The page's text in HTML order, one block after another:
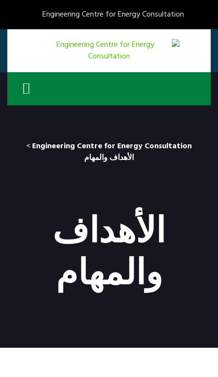
Engineering Centre for Energy Consultation
Engineering Centre for Energy Consultation
>
الأهداف والمهام
الأهداف
والمهام